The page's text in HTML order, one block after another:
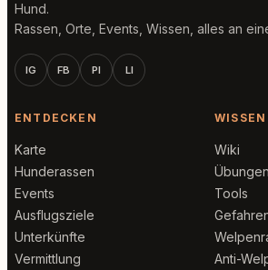
Hund.
Rassen, Orte, Events, Wissen, alles an
IG FB PI LI
ENTDECKEN
Karte
Hunderassen
Events
Ausflugsziele
Unterkünfte
Vermittlung
WISSEN
Wiki
Übungen
Tools
Anti-